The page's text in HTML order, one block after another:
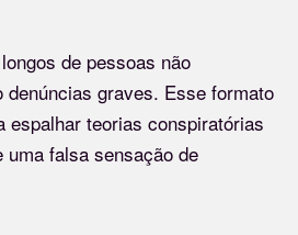
de pessoas não
denúncias graves. Esse formato
espalhar teorias conspiratórias
uma falsa sensação de